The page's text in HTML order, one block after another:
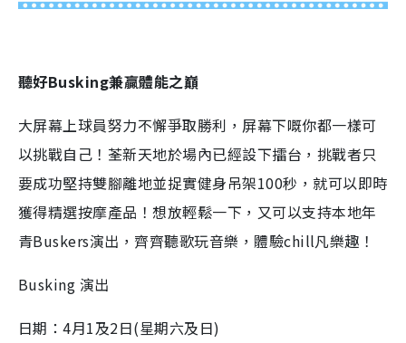
聽好Busking兼贏體能之巔
大屏幕上球員努力不懈爭取勝利，屏幕下嘅你都一樣可
以挑戰自己！荃新天地於場內已經設下擂台，挑戰者只
要成功堅持雙腳離地並捉實健身吊架100秒，就可以即時
獲得精選按摩產品！想放輕鬆一下，又可以支持本地年
青Buskers演出，齊齊聽歌玩音樂，體驗chill凡樂趣！
Busking 演出
日期：4月1及2日(星期六及日)